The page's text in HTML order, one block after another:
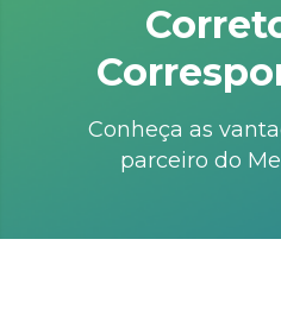
Conheça as
parceiro do